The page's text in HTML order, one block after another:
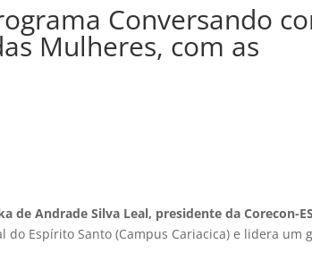
Conversando
Mulheres, com as
de Andrade Silva Leal, presidente da Corecon-ES
Espírito Santo (Campus Cariacica) e lidera um